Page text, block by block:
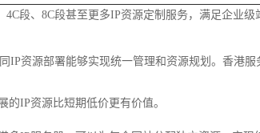
段、8C段甚至更多IP资源定制服务，满足企业级
IP资源部署能够实现统一管理和资源规划。香港
IP资源比短期低价更有价值。